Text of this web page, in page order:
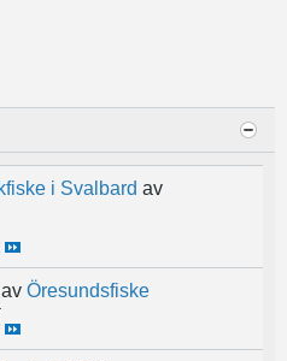
i Svalbard av
av Öresundsfiske